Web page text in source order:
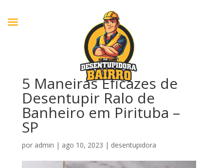
5 Maneiras Eficazes de
Desentupir Ralo de
Banheiro em Pirituba –
SP
por admin | ago 10, 2023 | desentupidora